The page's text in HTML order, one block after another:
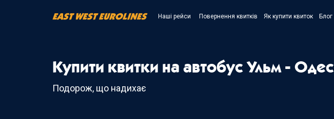
Наші рейси Повернення квитків Як купити квиток Блог
Купити квитки на автобус Ульм -
Подорож, що надихає